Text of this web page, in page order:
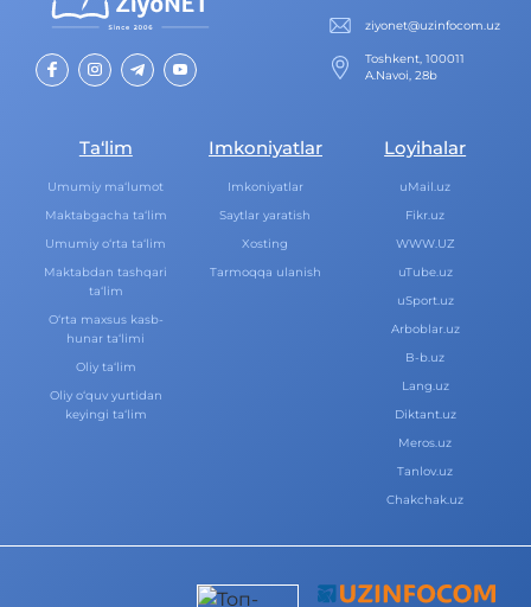
ziyonet@uzinfocom.uz
Toshkent, 100011
A.Navoi, 28b
Ta‘lim
Umumiy ma‘lumot
Maktabgacha ta‘lim
Umumiy o‘rta ta‘lim
Maktabdan tashqari
ta‘lim
O‘rta maxsus kasb-
hunar ta‘limi
Oliy ta‘lim
Oliy o‘quv yurtidan
keyingi ta‘lim
Imkoniyatlar
Imkoniyatlar
Saytlar yaratish
Xosting
Tarmoqqa ulanish
Loyihalar
uMail.uz
Fikr.uz
WWW.UZ
uTube.uz
uSport.uz
Arboblar.uz
B-b.uz
Lang.uz
Diktant.uz
Meros.uz
Tanlov.uz
Chakchak.uz